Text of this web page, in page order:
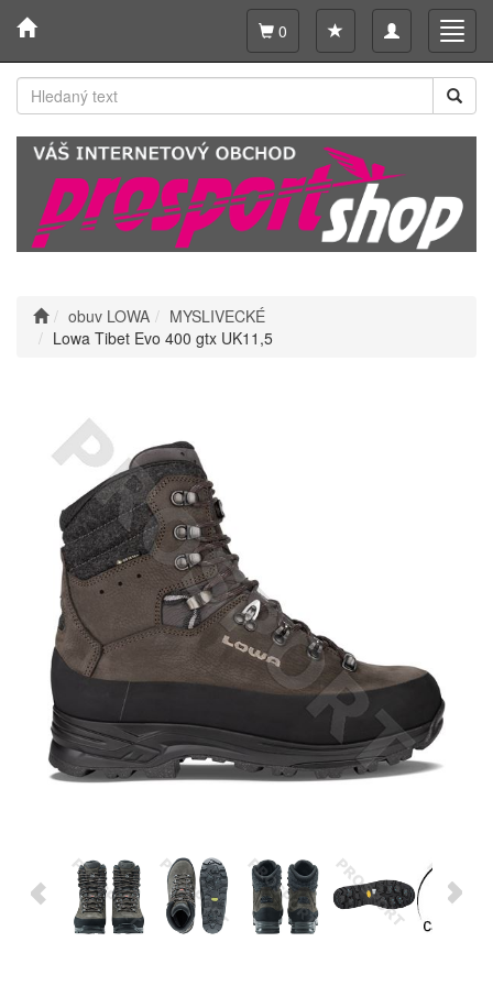
Toggle
navigation
0
obuv LOWA
MYSLIVECKÉ
Lowa Tibet Evo 400 gtx UK11,5